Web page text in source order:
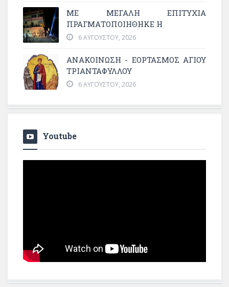
ΜΕ ΜΕΓΆΛΗ ΕΠΙΤΥΧΊΑ
ΠΡΑΓΜΑΤΟΠΟΙΉΘΗΚΕ Η
6 ΑΥΓΟΎΣΤΟΥ, 2026
ΑΝΑΚΟΙΝΩΣΗ - ΕΟΡΤΑΣΜΟΣ ΑΓΙΟΥ
ΤΡΙΑΝΤΑΦΥΛΛΟΥ
6 ΑΥΓΟΎΣΤΟΥ, 2026
Youtube